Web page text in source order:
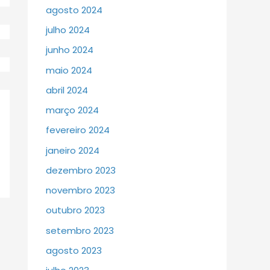
agosto 2024
julho 2024
junho 2024
maio 2024
abril 2024
março 2024
fevereiro 2024
janeiro 2024
dezembro 2023
novembro 2023
outubro 2023
setembro 2023
agosto 2023